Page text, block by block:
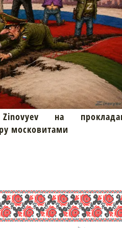
на
московитами